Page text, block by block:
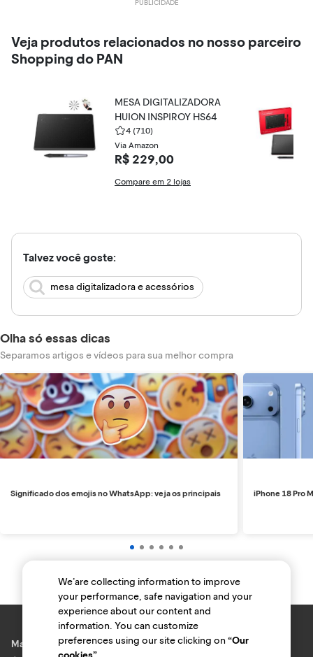
Veja produtos relacionados no nosso parceiro
Shopping do PAN
MESA DIGITALIZADORA
HUION INSPIROY HS64
4 (710)
Via Amazon
R$ 229,00
Compare em 2 lojas
Talvez você goste:
mesa digitalizadora e acessórios
Olha só essas dicas
Separamos artigos e vídeos para sua melhor compra
Significado dos emojis no WhatsApp: veja os principais iPhone 18 Pro
Marcas e lojas
We’are collecting information to improve
your performance, safe navigation and your
experience about our content and
information. You can customize
preferences using our site clicking on“Our